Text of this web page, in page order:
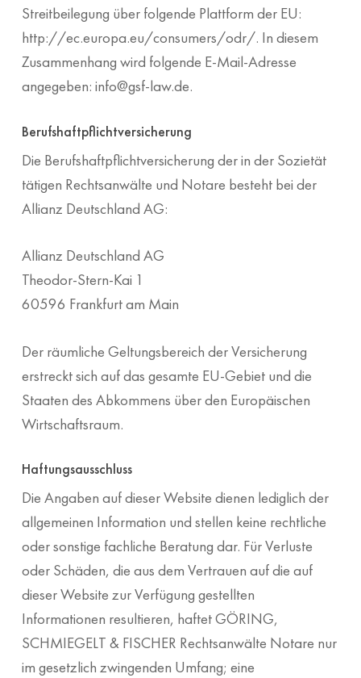
Streitbeilegung über folgende Plattform der EU:
http://ec.europa.eu/consumers/odr/. In diesem
Zusammenhang wird folgende E-Mail-Adresse
angegeben: info@gsf-law.de.
Berufshaftpflichtversicherung
Die Berufshaftpflichtversicherung der in der Sozietät
tätigen Rechtsanwälte und Notare besteht bei der
Allianz Deutschland AG:
Allianz Deutschland AG
Theodor-Stern-Kai 1
60596 Frankfurt am Main
Der räumliche Geltungsbereich der Versicherung
erstreckt sich auf das gesamte EU-Gebiet und die
Staaten des Abkommens über den Europäischen
Wirtschaftsraum.
Haftungsausschluss
Die Angaben auf dieser Website dienen lediglich der
allgemeinen Information und stellen keine rechtliche
oder sonstige fachliche Beratung dar. Für Verluste
oder Schäden, die aus dem Vertrauen auf die auf
dieser Website zur Verfügung gestellten
Informationen resultieren, haftet GÖRING,
SCHMIEGELT & FISCHER Rechtsanwälte Notare nur
im gesetzlich zwingenden Umfang; eine